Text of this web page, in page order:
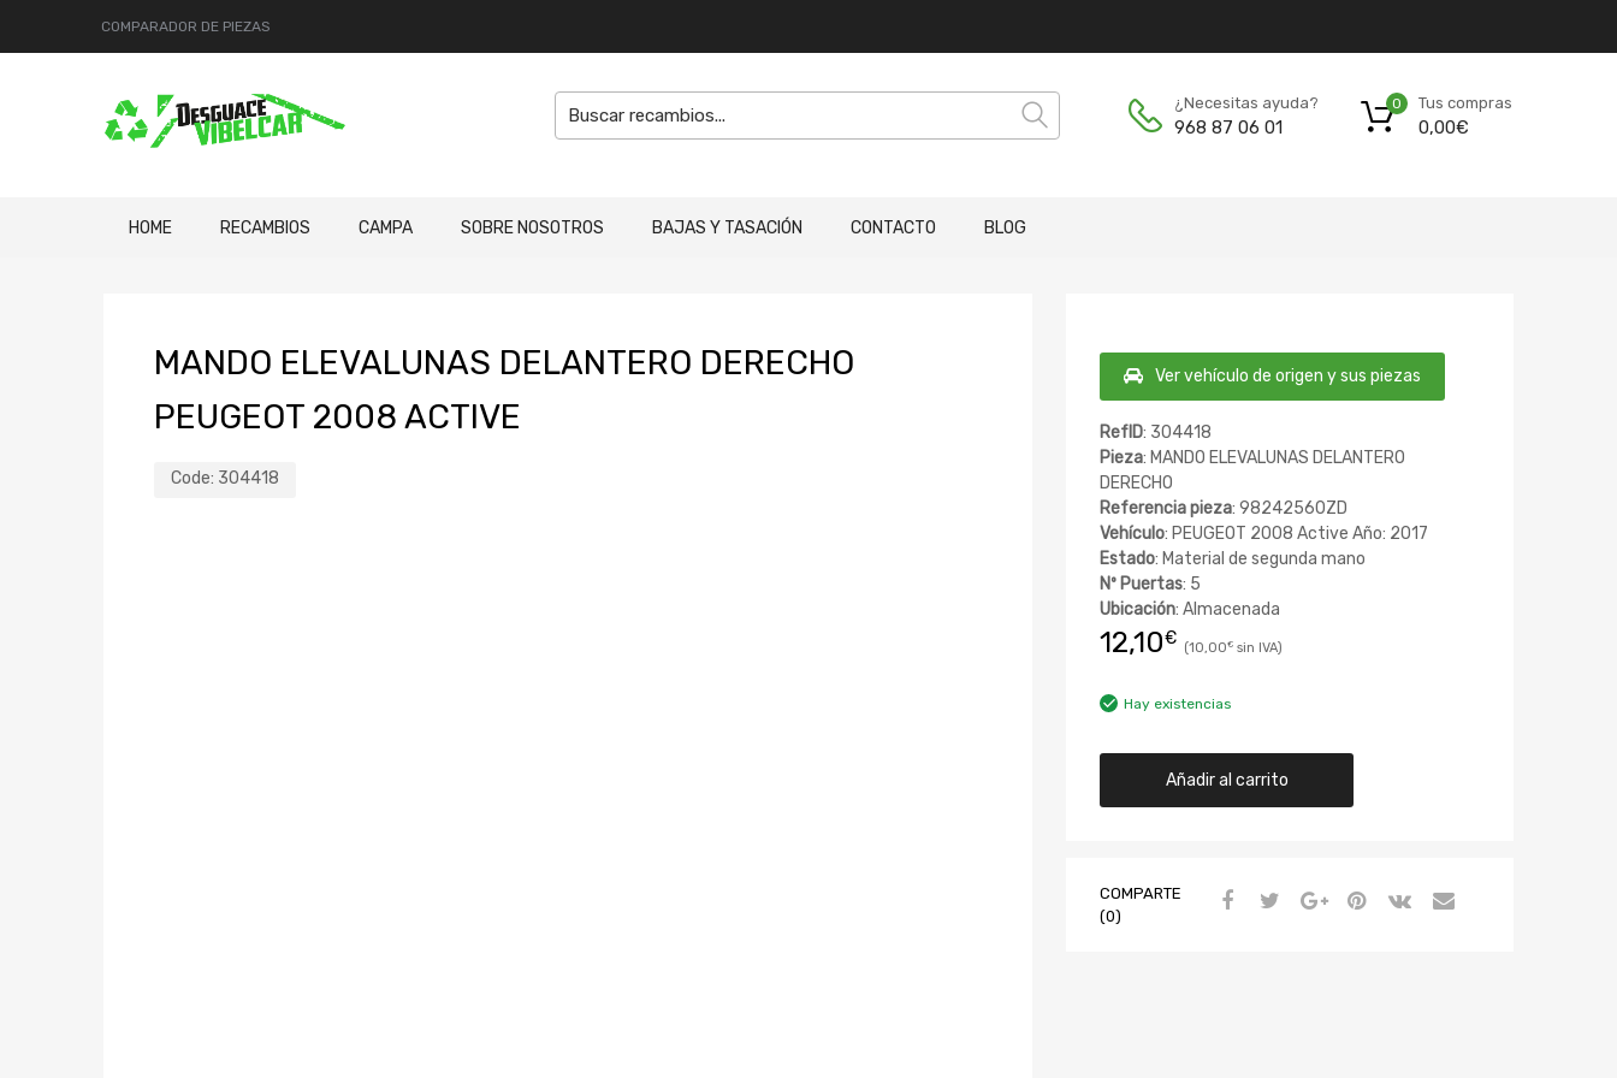
COMPARADOR DE PIEZAS
¿Necesitas ayuda?
968 87 06 01
Tus compras
0,00€
0
HOME RECAMBIOS CAMPA SOBRE NOSOTROS BAJAS Y TASACIÓN CONTACTO BLOG
MANDO ELEVALUNAS DELANTERO DERECHO
PEUGEOT 2008 ACTIVE
Code: 304418
Ver vehículo de origen y sus piezas
RefID: 304418
Pieza: MANDO ELEVALUNAS DELANTERO
DERECHO
Referencia pieza: 98242560ZD
Vehículo: PEUGEOT 2008 Active Año: 2017
Estado: Material de segunda mano
Nº Puertas: 5
Ubicación: Almacenada
12,10€ 10,00€
Hay existencias
Añadir al carrito
COMPARTE
(0)